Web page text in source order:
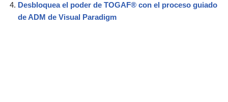
Desbloquea el poder de TOGAF® con el proceso guiado
de ADM de Visual Paradigm